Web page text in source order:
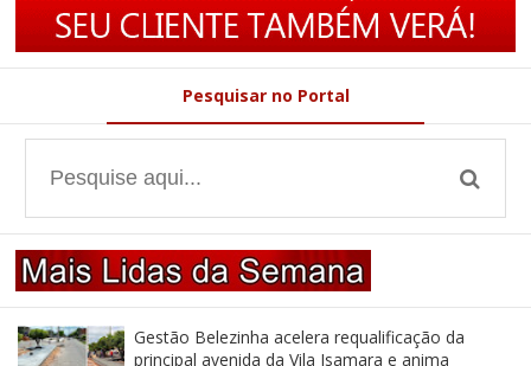
Pesquisar no Portal
Gestão Belezinha acelera requalificação da
principal avenida da Vila Isamara e anima